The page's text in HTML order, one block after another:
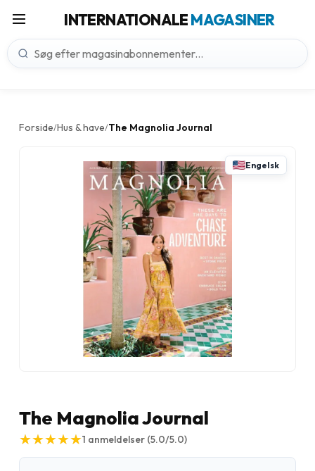
INTERNATIONALEMAGASINER
Forside/Hus & have/The Magnolia Journal
Engelsk
The Magnolia Journal
★
★★
★★
★★
★★
★1 anmeldelser (5.0/5.0)